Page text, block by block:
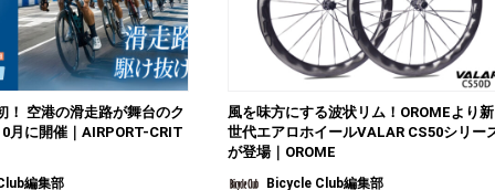
！ 空港の滑走路が舞台のク
月に開催｜AIRPORT-CRIT
編集部
風を味方にする波状リム！OROMEより新
世代エアロホイールVALAR CS50シリー
が登場｜OROME
Bicycle Club編集部